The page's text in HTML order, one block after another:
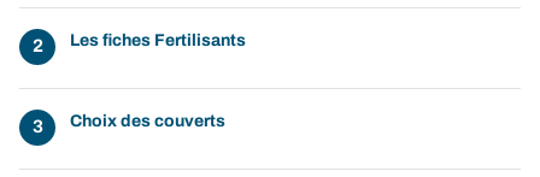
Les fiches Fertilisants
Choix des couverts